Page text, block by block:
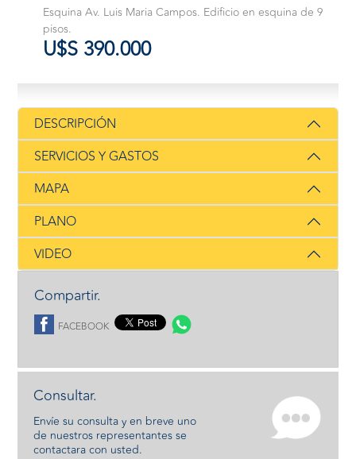
Esquina Av. Luis Maria Campos. Edificio en esquina de 9
pisos.
U$S 390.000
DESCRIPCIÓN
SERVICIOS Y GASTOS
MAPA
PLANO
VIDEO
Compartir.
FACEBOOK
Consultar.
Envíe su consulta y en breve uno
de nuestros representantes se
contactara con usted.